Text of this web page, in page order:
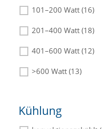
101–200 Watt (16)
201–400 Watt (18)
401–600 Watt (12)
>600 Watt (13)
Kühlung